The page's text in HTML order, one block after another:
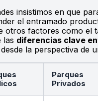
insistimos en que
el entramado
otros factores como el
las diferencias clave
desde la perspectiva de
Parques
Privados